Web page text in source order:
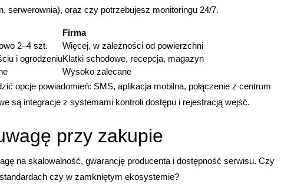
serwerownia), oraz czy potrzebujesz monitoringu 24/7.
Firma
2–4 szt.
Więcej, w zależności od powierzchni
i ogrodzeniuKlatki schodowe, recepcja, magazyn
Wysoko zalecane
opcje powiadomień: SMS, aplikacja mobilna, połączenie z centrum
są integracje z systemami kontroli dostępu i rejestracją wejść.
przy zakupie
na skalowalność, gwarancję producenta i dostępność serwisu. Czy
czy w zamkniętym ekosystemie?